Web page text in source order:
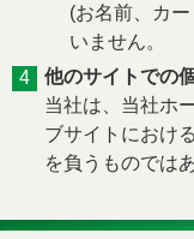
(お名前、カ
いません。
他のサイトでの
当社は、当社ホ
ブサイトにおけ
を負うものでは